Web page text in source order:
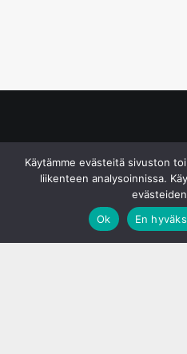
Käytämme evästeitä sivuston
liikenteen analysoinnissa.
Ok
En